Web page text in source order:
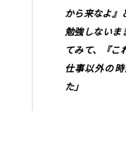
から来なよ』
勉強しないま
てみて、『こ
仕事以外の
た」